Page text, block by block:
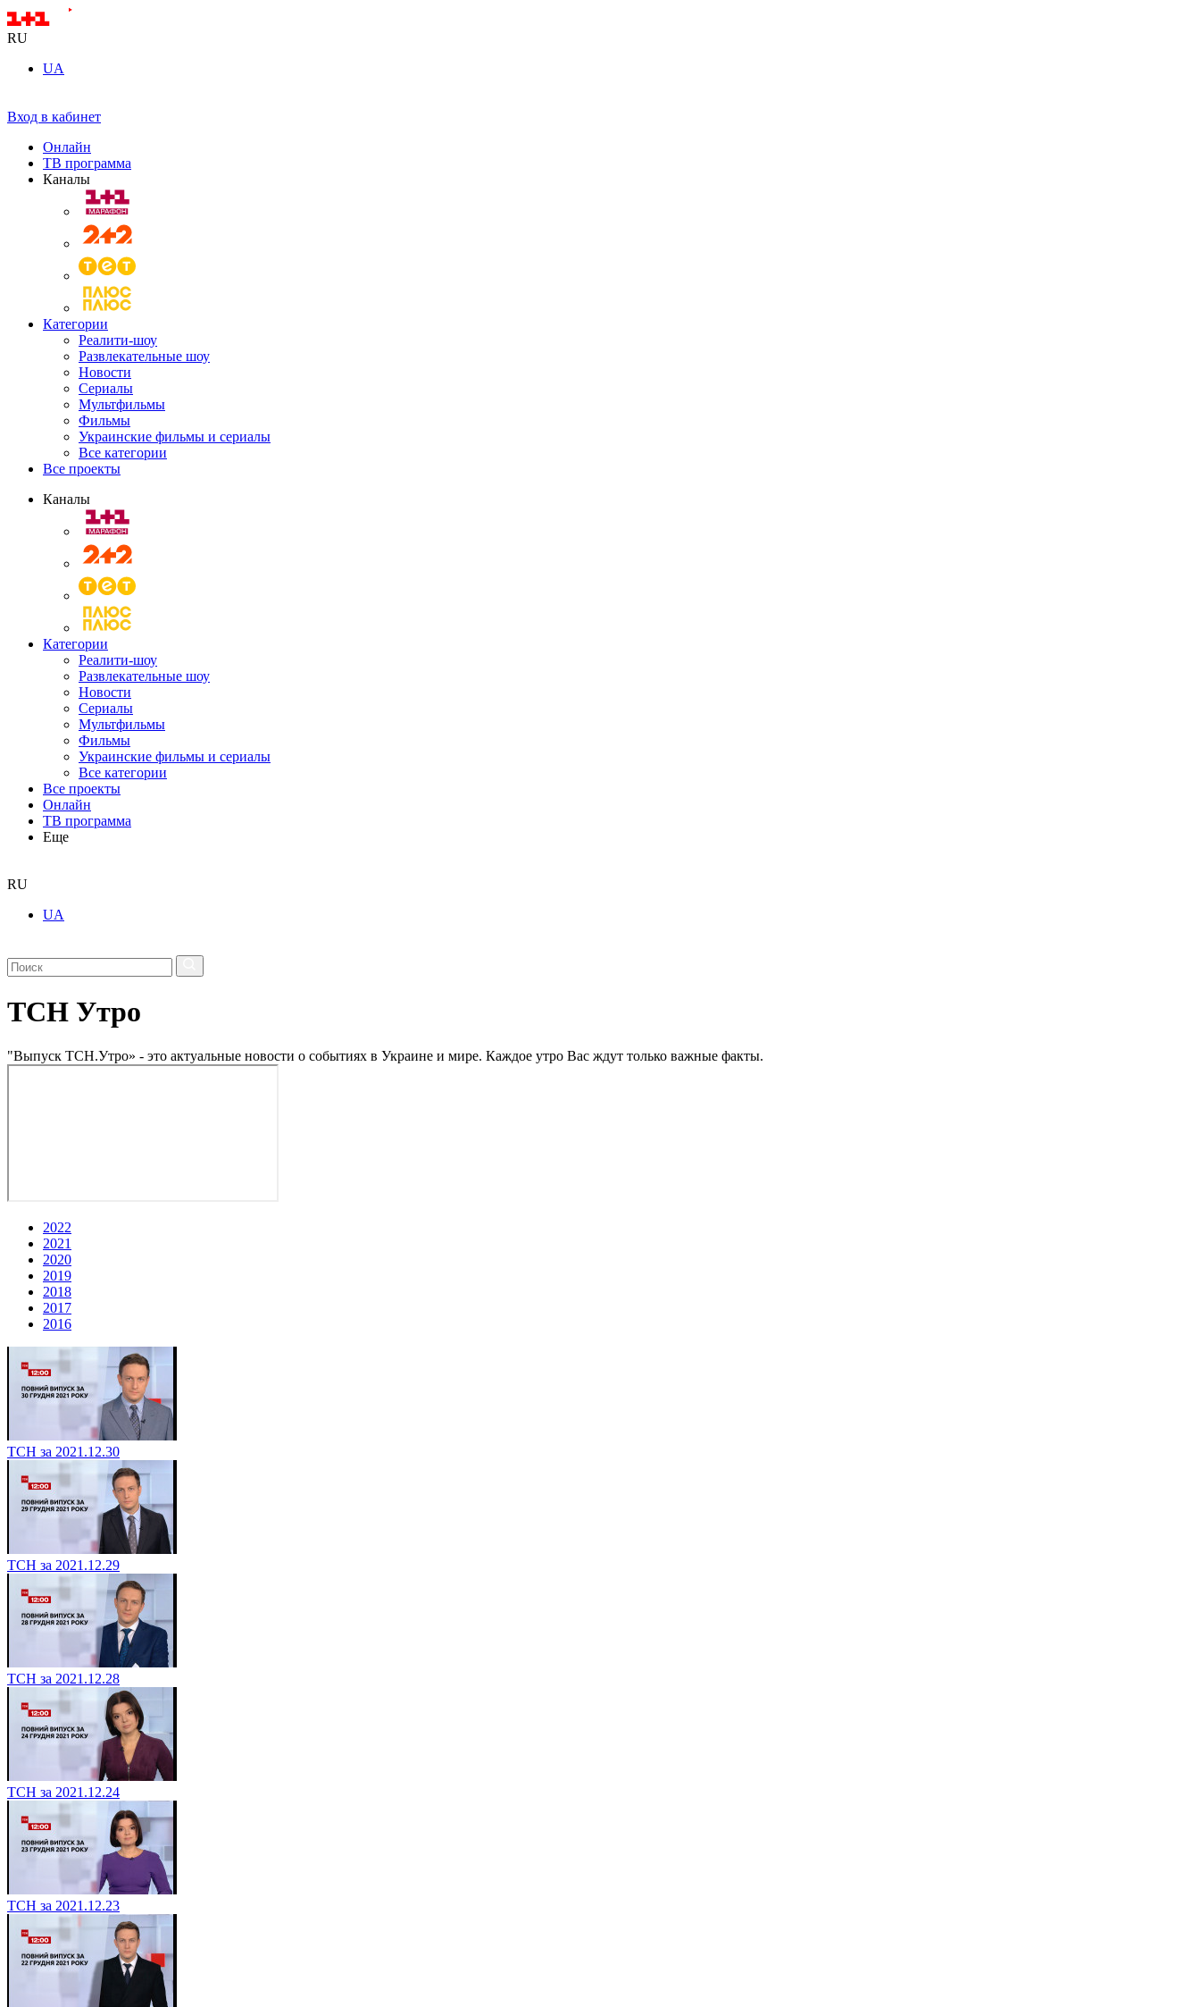
RU
UA
Вход в кабинет
Онлайн
ТВ программа
Каналы
Категории
Реалити-шоу
Развлекательные шоу
Новости
Сериалы
Мультфильмы
Фильмы
Украинские фильмы и сериалы
Все категории
Все проекты
Каналы
Категории
Реалити-шоу
Развлекательные шоу
Новости
Сериалы
Мультфильмы
Фильмы
Украинские фильмы и сериалы
Все категории
Все проекты
Онлайн
ТВ программа
Еще
RU
UA
ТСН Утро
"Выпуск ТСН.Утро» - это актуальные новости о событиях в Украине и мире. Каждое утро Вас ждут только важные факты.
2022
2021
2020
2019
2018
2017
2016
ТСН за 2021.12.30
ТСН за 2021.12.29
ТСН за 2021.12.28
ТСН за 2021.12.24
ТСН за 2021.12.23